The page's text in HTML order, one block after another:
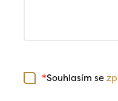
*Souhlasím se